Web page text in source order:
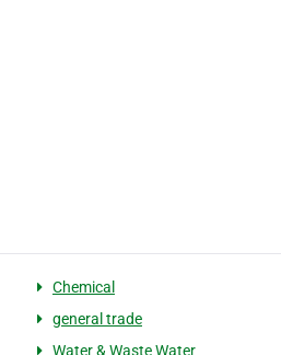
Chemical
general trade
Water & Waste Water